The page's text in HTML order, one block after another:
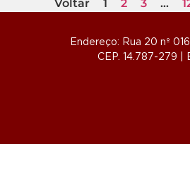
Voltar 1 2 3 …
Endereço: Rua 20 nº
CEP. 14.787-279 |